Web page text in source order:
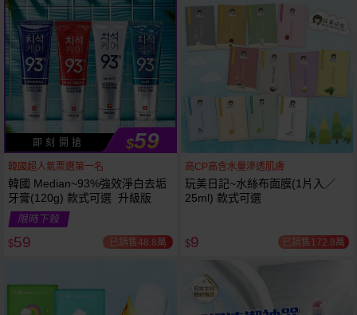
即 刻 開 搶 $59
韓國超人氣票選第一名
韓國 Median~93%強效淨白去垢
牙膏(120g) 款式可選 升級版
限時下殺
$59 已銷售48.8萬
高CP高含水量滲透肌膚
玩美日記~水絲布面膜(1片入／
25ml) 款式可選
$9 已銷售172.8萬